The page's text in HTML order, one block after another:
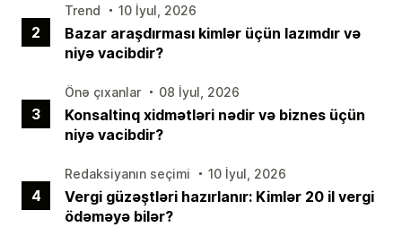
2
Trend 10 İyul, 2026
Bazar araşdırması kimlər üçün lazımdır və
niyə vacibdir?
3
Önə çıxanlar 08 İyul, 2026
Konsaltinq xidmətləri nədir və biznes üçün
niyə vacibdir?
4
Redaksiyanın seçimi 10 İyul, 2026
Vergi güzəştləri hazırlanır: Kimlər 20 il vergi
ödəməyə bilər?